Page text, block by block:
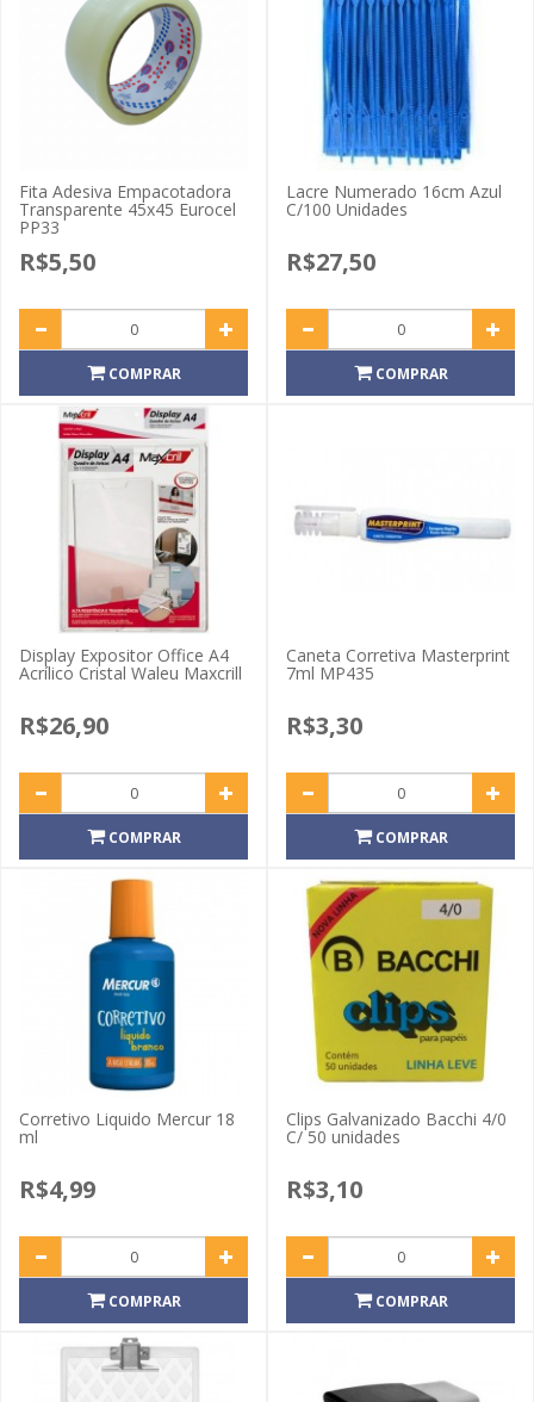
Fita Adesiva Empacotadora
Transparente 45x45 Eurocel
PP33
R$5,50
COMPRAR
Lacre Numerado 16cm Azul
C/100 Unidades
R$27,50
COMPRAR
Display Expositor Office A4
Acrílico Cristal Waleu Maxcrill
R$26,90
COMPRAR
Caneta Corretiva Masterprint
7ml MP435
R$3,30
COMPRAR
Corretivo Liquido Mercur 18
ml
R$4,99
COMPRAR
Clips Galvanizado Bacchi 4/0
C/ 50 unidades
R$3,10
COMPRAR